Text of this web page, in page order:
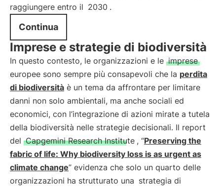
raggiungere entro il 2030 .
Continua
Imprese e strategie di biodiversità
In questo contesto, le organizzazioni e le imprese
europee sono sempre più consapevoli che la perdita
di biodiversità è un tema da affrontare per limitare
danni non solo ambientali, ma anche sociali ed
economici, con l’integrazione di azioni mirate a tutela
della biodiversità nelle strategie decisionali. Il report
del Capgemini Research Institute , “Preserving the
fabric of life: Why biodiversity loss is as urgent as
climate change” evidenza che solo un quarto delle
organizzazioni ha strutturato una strategia di